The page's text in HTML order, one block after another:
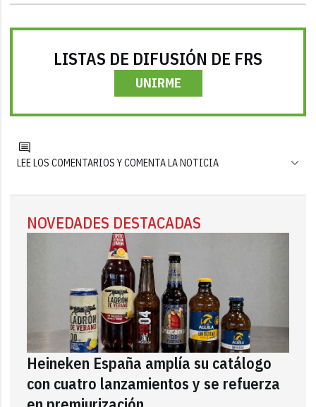
LISTAS DE DIFUSIÓN DE FRS
UNIRME
LEE LOS COMENTARIOS Y COMENTA LA NOTICIA
NOVEDADES DESTACADAS
Heineken España amplía su catálogo
con cuatro lanzamientos y se refuerza